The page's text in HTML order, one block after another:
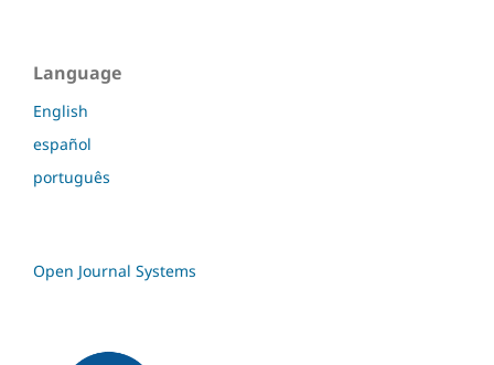
Language
English
español
português
Open Journal Systems